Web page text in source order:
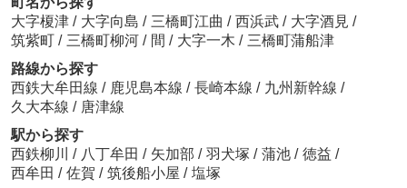
大字榎津 / 大字向島 / 三橋町江曲 / 西浜武 / 大字酒見 /
筑紫町 / 三橋町柳河 / 間 / 大字一木 / 三橋町蒲船津
路線から探す
西鉄大牟田線 / 鹿児島本線 / 長崎本線 / 九州新幹線 /
久大本線 / 唐津線
駅から探す
西鉄柳川
/ 八丁牟田 / 矢加部 / 羽犬塚 / 蒲池 / 徳益 /
西牟田 / 佐賀 / 筑後船小屋 / 塩塚